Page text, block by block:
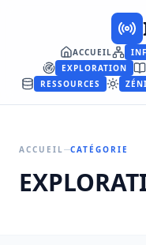
ACCUEIL
EXPLORATION
RESSOURCES
ACCUEIL CATÉGORIE